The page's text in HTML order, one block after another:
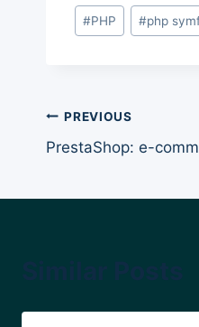
Post
Tags:
#PHP #php
Post
navigation
PREVIOUS
PrestaShop: e-